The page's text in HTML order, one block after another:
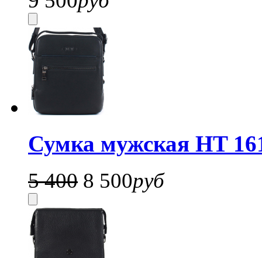
Сумка мужская HT
5 400 8 500руб